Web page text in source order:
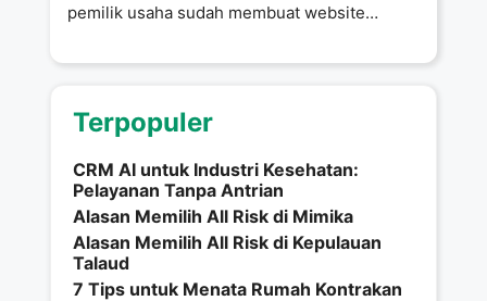
pemilik usaha sudah membuat website
Terpopuler
CRM AI untuk Industri Kesehatan:
Pelayanan Tanpa Antrian
Alasan Memilih All Risk di Mimika
Alasan Memilih All Risk di Kepulauan
Talaud
7 Tips untuk Menata Rumah Kontrakan